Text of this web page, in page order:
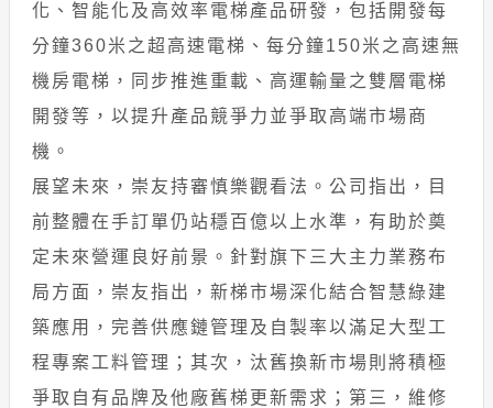
化、智能化及高效率電梯產品研發，包括開發每
分鐘360米之超高速電梯、每分鐘150米之高速無
機房電梯，同步推進重載、高運輸量之雙層電梯
開發等，以提升產品競爭力並爭取高端市場商
機。
展望未來，崇友持審慎樂觀看法。公司指出，目
前整體在手訂單仍站穩百億以上水準，有助於奠
定未來營運良好前景。針對旗下三大主力業務布
局方面，崇友指出，新梯市場深化結合智慧綠建
築應用，完善供應鏈管理及自製率以滿足大型工
程專案工料管理；其次，汰舊換新市場則將積極
爭取自有品牌及他廠舊梯更新需求；第三，維修